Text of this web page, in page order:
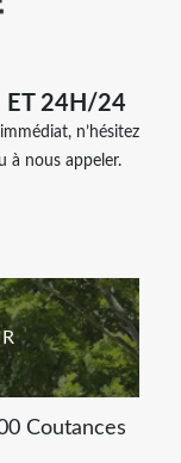
ET 24H/24
n’hésitez
à nous appeler.
Coutances